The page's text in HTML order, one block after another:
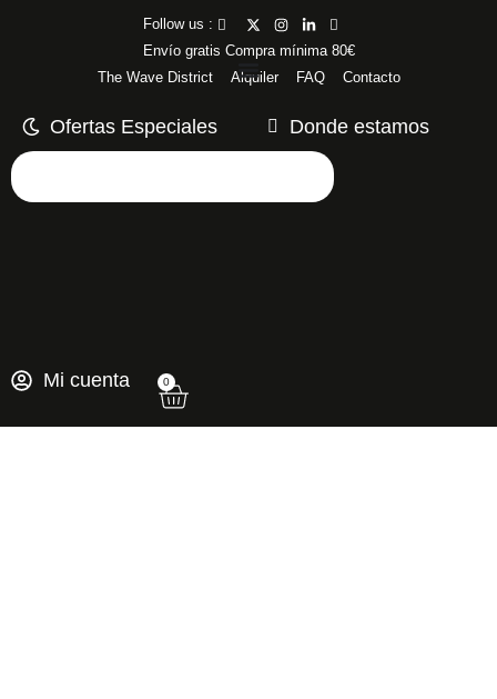
Follow us :
Envío gratis Compra mínima 80€
The Wave District
Alquiler FAQ Contacto
Ofertas Especiales Donde estamos
Mi cuenta 0